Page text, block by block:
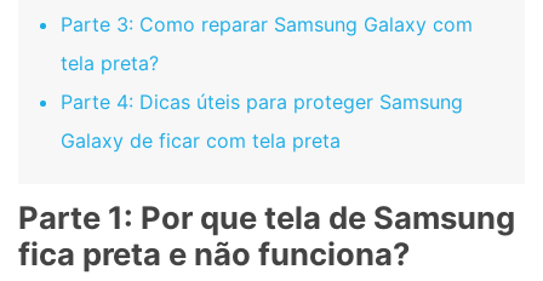
Parte 3: Como reparar Samsung Galaxy com
tela preta?
Parte 4: Dicas úteis para proteger Samsung
Galaxy de ficar com tela preta
Parte 1: Por que tela de Samsung
fica preta e não funciona?